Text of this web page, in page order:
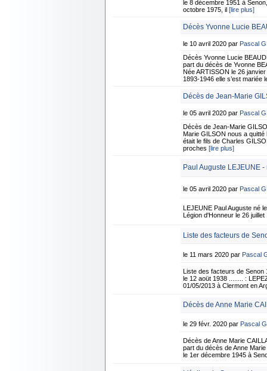
le 8 décembre 1951 à
octobre 1975, il [lire plus]
Décès Yvonne Lucie
le 10 avril 2020 par Pascal
Décès Yvonne Lucie
part du décès de Yvonne
Née ARTISSON le 26
1893-1946 elle s’est mariée
Décès de Jean-Marie
le 05 avril 2020 par Pascal
Décès de Jean-Marie
Marie GILSON nous a quitté
était le fils de Charles
proches [lire plus]
Paul Auguste LEJEUNE
le 05 avril 2020 par Pascal
LEJEUNE Paul Auguste né
Légion d'Honneur le 26
Liste des facteurs de
le 11 mars 2020 par Pascal
Liste des facteurs de Senon
le 12 aoüt 1938 ........ :
01/05/2013 à Clermont en
Décès de Anne Marie
le 29 févr. 2020 par Pascal
Décès de Anne Marie
part du décès de Anne
le 1er décembre 1945 à